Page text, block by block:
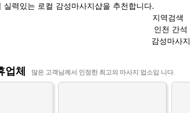
실력있는 로컬 감성마사지샵을 추천합니다.
지역검색
인천 간석
감성마사지
업체 많은 고객님께서 인정한 최고의 마사지 업소입 니다.